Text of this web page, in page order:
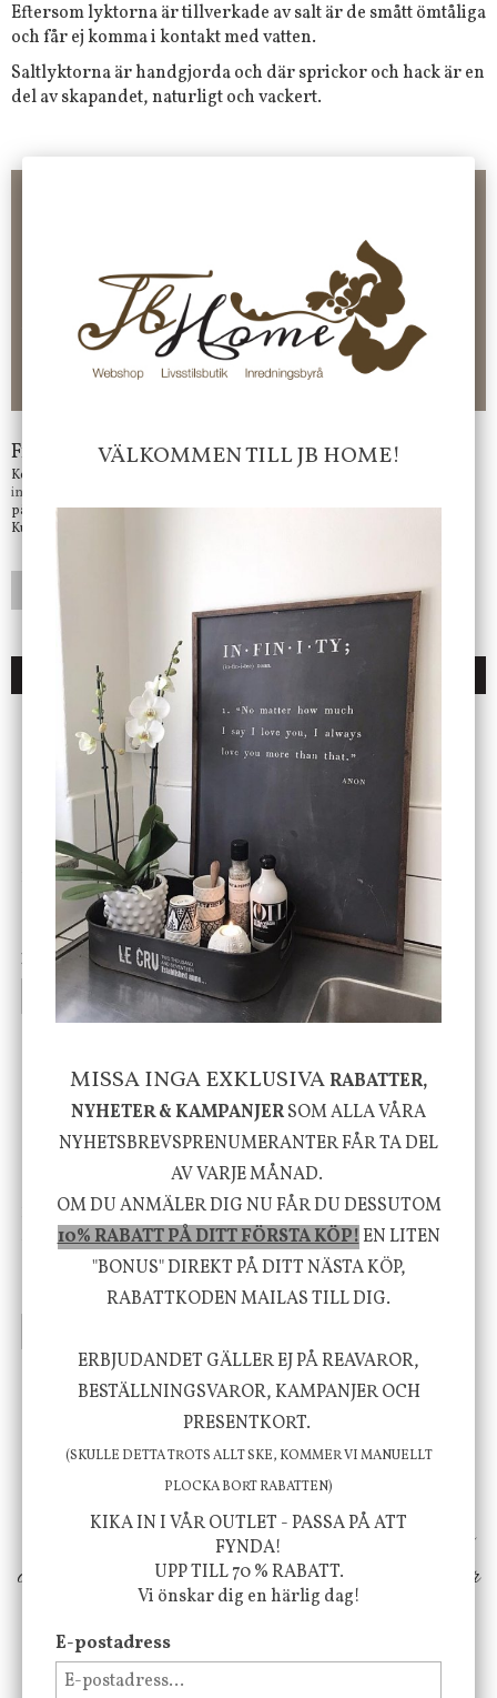
Eftersom lyktorna är tillverkade av salt är de smått ömtåliga
och får ej komma i kontakt med vatten.
Saltlyktorna är handgjorda och där sprickor och hack är en
del av skapandet, naturligt och vackert.
10 % rabatt på din första order vid anmälan av nyhetsbrev, via
Faktura 0 kr. Hos oss betalar du enkelt och smidigt med KLARNA
CHECKOUT. Välj själv hur du vill betala mellan alla Klarnas
betalningstjänster. Och du kan även välja PAYSON betalningstjänst.
Nöjda kunder och strävar efter att ha snabba leveranser!
Frågor?
Kontakta oss på
info@jbhome.se
på mail så fort vi kan.
Kundtjänst telefontid öppet vardagar mellan 10.00 - 15.00
DU KANSKE OCKSÅ ÄR INTRESSERAD AV
ENDAST 1 ST KVAR I LAGER
DBKD
Cloudy kruka mini, vit
199 kr
INFO KÖP
Star Trading
Bordslampa Mushroom
vit, Utomhus
499 kr
INFO
House Doctor
Skål, Hands marmor
795 kr
-20%
Nicolas Vahé
Serveringsfat, Ostron,
Stengods
415 kr
Vi vill förmedla känsla, upplevelse och
välbefinnande för dig och ditt hem! Med
inspiration från naturen och dess färgpalett
erbjuder vi omsorgsfullt utvalda produkter som
ökar trivsel i ditt hem och ger det lilla extra för
att öka ditt välmående!
VÄLKOMMEN TILL JB HOME!
MISSA INGA EXKLUSIVARABATTER,
NYHETER & KAMPANJERSOM ALLA VÅRA
NYHETSBREVSPRENUMERANTER FÅR TA DEL
AV VARJE MÅNAD.
OM DU ANMÄLER DIG NU FÅR DU DESSUTOM
10% RABATT PÅ DITT FÖRSTA KÖP!EN LITEN
"BONUS" DIREKT PÅ DITT NÄSTA KÖP,
RABATTKODEN MAILAS TILL DIG.
ERBJUDANDET GÄLLER EJ PÅ REAVAROR,
BESTÄLLNINGSVAROR, KAMPANJER OCH
PRESENTKORT.
(SKULLE DETTA TROTS ALLT SKE, KOMMER VI MANUELLT
PLOCKA BORT RABATTEN)
KIKA IN I VÅR OUTLET - PASSA PÅ ATT
FYNDA!
UPP TILL 70 % RABATT.
Vi önskar dig en härlig dag!
E-postadress